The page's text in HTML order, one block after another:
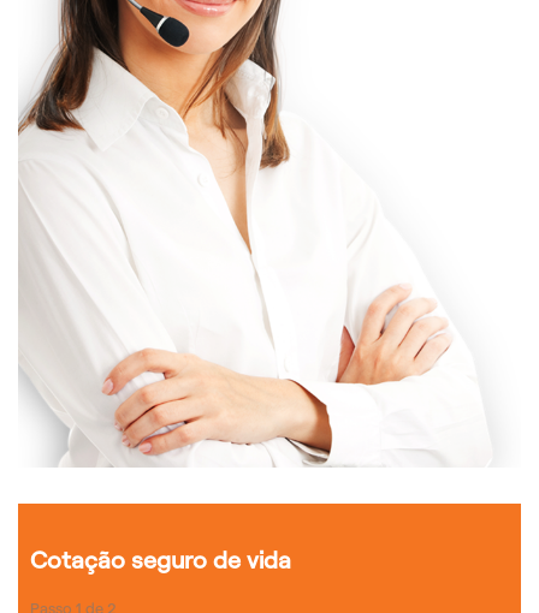
Cotação seguro de vida
Passo 1 de 2